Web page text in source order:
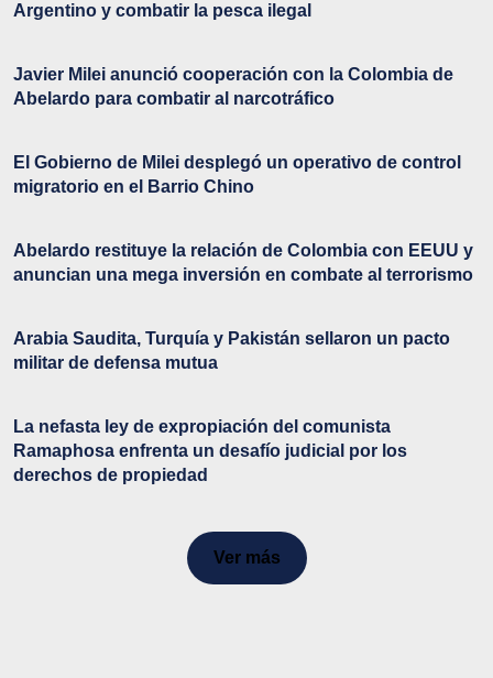
Argentino y combatir la pesca ilegal
Javier Milei anunció cooperación con la Colombia de
Abelardo para combatir al narcotráfico
El Gobierno de Milei desplegó un operativo de control
migratorio en el Barrio Chino
Abelardo restituye la relación de Colombia con EEUU y
anuncian una mega inversión en combate al terrorismo
Arabia Saudita, Turquía y Pakistán sellaron un pacto
militar de defensa mutua
La nefasta ley de expropiación del comunista
Ramaphosa enfrenta un desafío judicial por los
derechos de propiedad
Ver más